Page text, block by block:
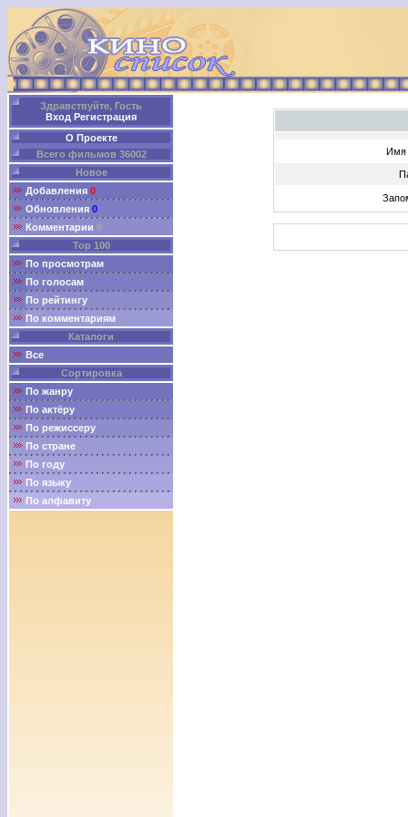
Здравствуйте, Гость
Вход Регистрация
О Проекте
Всего фильмов 36002
Новое
Добавления 0
Обновления 0
Комментарии 0
Top 100
По просмотрам
По голосам
По рейтингу
По комментариям
Каталоги
Все
Сортировка
По жанру
По актёру
По режиссеру
По стране
По году
По языку
По алфавиту
Имя